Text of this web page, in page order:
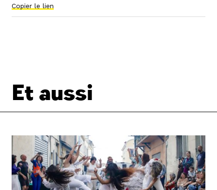
Copier le lien
Et aussi